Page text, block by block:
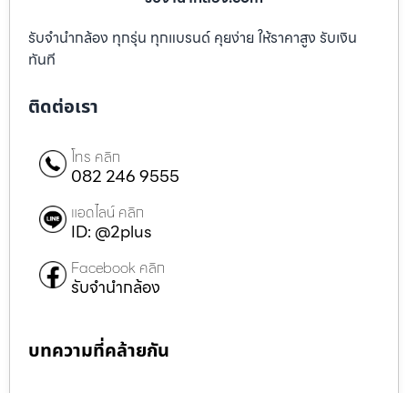
รับจำนำกล้อง ทุกรุ่น ทุกแบรนด์ คุยง่าย ให้ราคาสูง รับเงิน
ทันที
ติดต่อเรา
โทร คลิก
082 246 9555
แอดไลน์ คลิก
ID: @2plus
Facebook คลิก
รับจำนำกล้อง
บทความที่คล้ายกัน